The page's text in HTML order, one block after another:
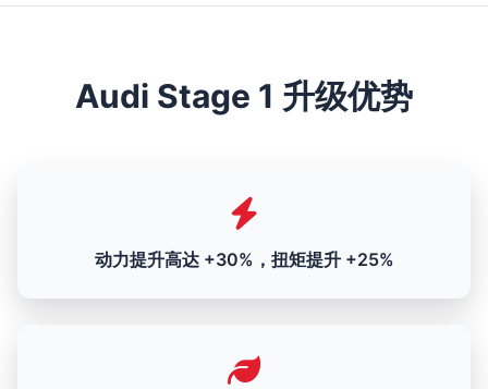
Audi Stage 1 升级优势
动力提升高达 +30%，扭矩提升 +25%